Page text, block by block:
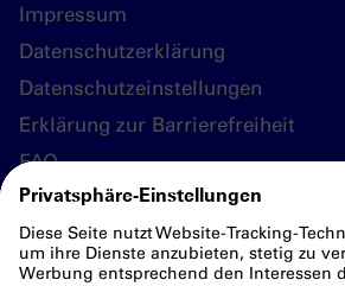
Impressum
Datenschutzerklärung
Datenschutzeinstellungen
Erklärung zur Barrierefreiheit
FAQ
Folgen Sie uns